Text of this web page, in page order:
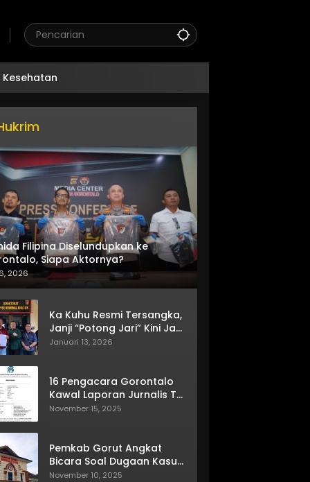
Kesehatan
Filipina Diselundupkan ke
Siapa Aktornya?
2026
Ka Kuhu Resmi Tersangka,
Janji “Potong Jari” Kini Jadi
Bumerang
Januari 13, 2026
16 Pengacara Gorontalo
Kawal Laporan Jurnalis TV
One
November 15, 2025
Pemkab Gorut Angkat
Bicara Soal Dugaan Kasus
Asusila Oknum ASN
November 10, 2025